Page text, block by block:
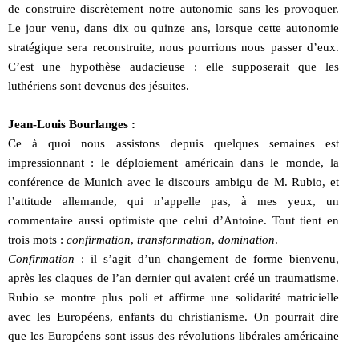
de construire discrètement notre autonomie sans les provoquer.
Le jour venu, dans dix ou quinze ans, lorsque cette autonomie
stratégique sera reconstruite, nous pourrions nous passer d’eux.
C’est une hypothèse audacieuse : elle supposerait que les
luthériens sont devenus des jésuites.
Jean-Louis Bourlanges :
Ce à quoi nous assistons depuis quelques semaines est
impressionnant : le déploiement américain dans le monde, la
conférence de Munich avec le discours ambigu de M. Rubio, et
l’attitude allemande, qui n’appelle pas, à mes yeux, un
commentaire aussi optimiste que celui d’Antoine. Tout tient en
trois mots : confirmation, transformation, domination.
Confirmation : il s’agit d’un changement de forme bienvenu,
après les claques de l’an dernier qui avaient créé un traumatisme.
Rubio se montre plus poli et affirme une solidarité matricielle
avec les Européens, enfants du christianisme. On pourrait dire
que les Européens sont issus des révolutions libérales américaine